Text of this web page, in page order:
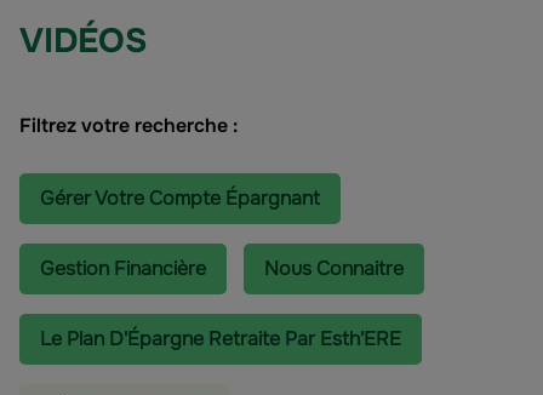
VIDÉOS
Filtrez votre recherche :
Gérer Votre Compte Épargnant
Gestion Financière Nous Connaitre
Le Plan D'Épargne Retraite Par Esth'ERE